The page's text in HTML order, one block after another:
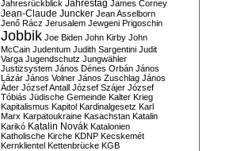
Jahresrückblick Jahrestag James Corney
Jean-Claude Juncker Jean Asselborn
Jenő Rácz Jerusalem Jewgeni Prigoschin
Jobbik Joe Biden John Kirby John
McCain Judentum Judith Sargentini Judit
Varga Jugendschutz Jungwähler
Justizsystem János Dénes Orbán János
Lázár János Volner János Zuschlag János
Áder József Antall József Szájer József
Tóbiás Jüdische Gemeinde Kalter Krieg
Kapitalismus Kapitol Kardinalgesetz Karl
Marx Karpatoukraine Kasachstan Katalin
Karikó Katalin Novák Katalonien
Katholische Kirche KDNP Kecskemét
Kernklientel Kettenbrücke KGB